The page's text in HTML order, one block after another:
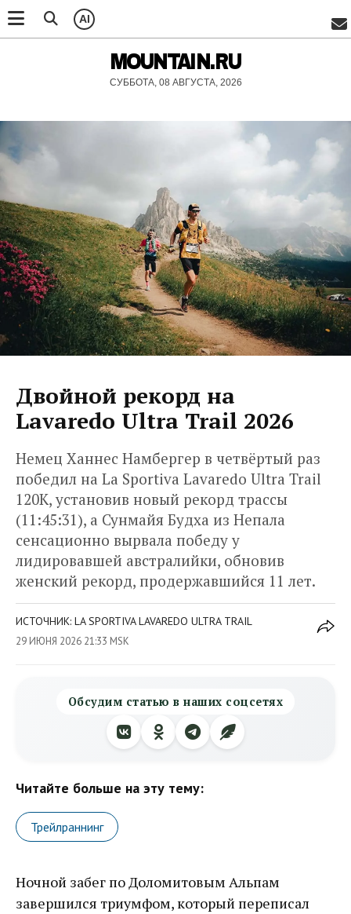
AI
MOUNTAIN.RU
СУББОТА, 08 АВГУСТА, 2026
Двойной рекорд на
Lavaredo Ultra Trail 2026
Немец Ханнес Намбергер в четвёртый раз
победил на La Sportiva Lavaredo Ultra Trail
120K, установив новый рекорд трассы
(11:45:31), а Сунмайя Будха из Непала
сенсационно вырвала победу у
лидировавшей австралийки, обновив
женский рекорд, продержавшийся 11 лет.
ИСТОЧНИК: LA SPORTIVA LAVAREDO ULTRA TRAIL
29 ИЮНЯ 2026 21:33 MSK
Обсудим статью в наших соцсетях
Читайте больше на эту тему:
Трейлраннинг
Ночной забег по Доломитовым Альпам
завершился триумфом, который переписал